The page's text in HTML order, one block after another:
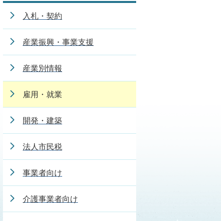
入札・契約
産業振興・事業支援
産業別情報
雇用・就業
開発・建築
法人市民税
事業者向け
介護事業者向け